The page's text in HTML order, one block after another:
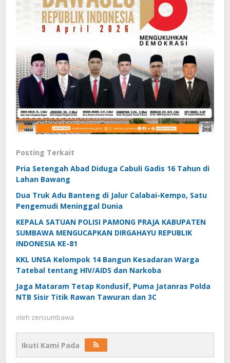
Posting Terkait
Pria Setengah Abad Diduga Cabuli Gadis 16 Tahun di
Lahan Bawang
Dua Truk Adu Banteng di Jalur Calabai-Kempo, Satu
Pengemudi Meninggal Dunia
KEPALA SATUAN POLISI PAMONG PRAJA KABUPATEN
SUMBAWA MENGUCAPKAN DIRGAHAYU REPUBLIK
INDONESIA KE-81
KKL UNSA Kelompok 14 Bangun Kesadaran Warga
Tatebal tentang HIV/AIDS dan Narkoba
Jaga Mataram Tetap Kondusif, Puma Jatanras Polda
NTB Sisir Titik Rawan Tawuran dan 3C
oleh zensumbawa
Ikuti Kami Pada